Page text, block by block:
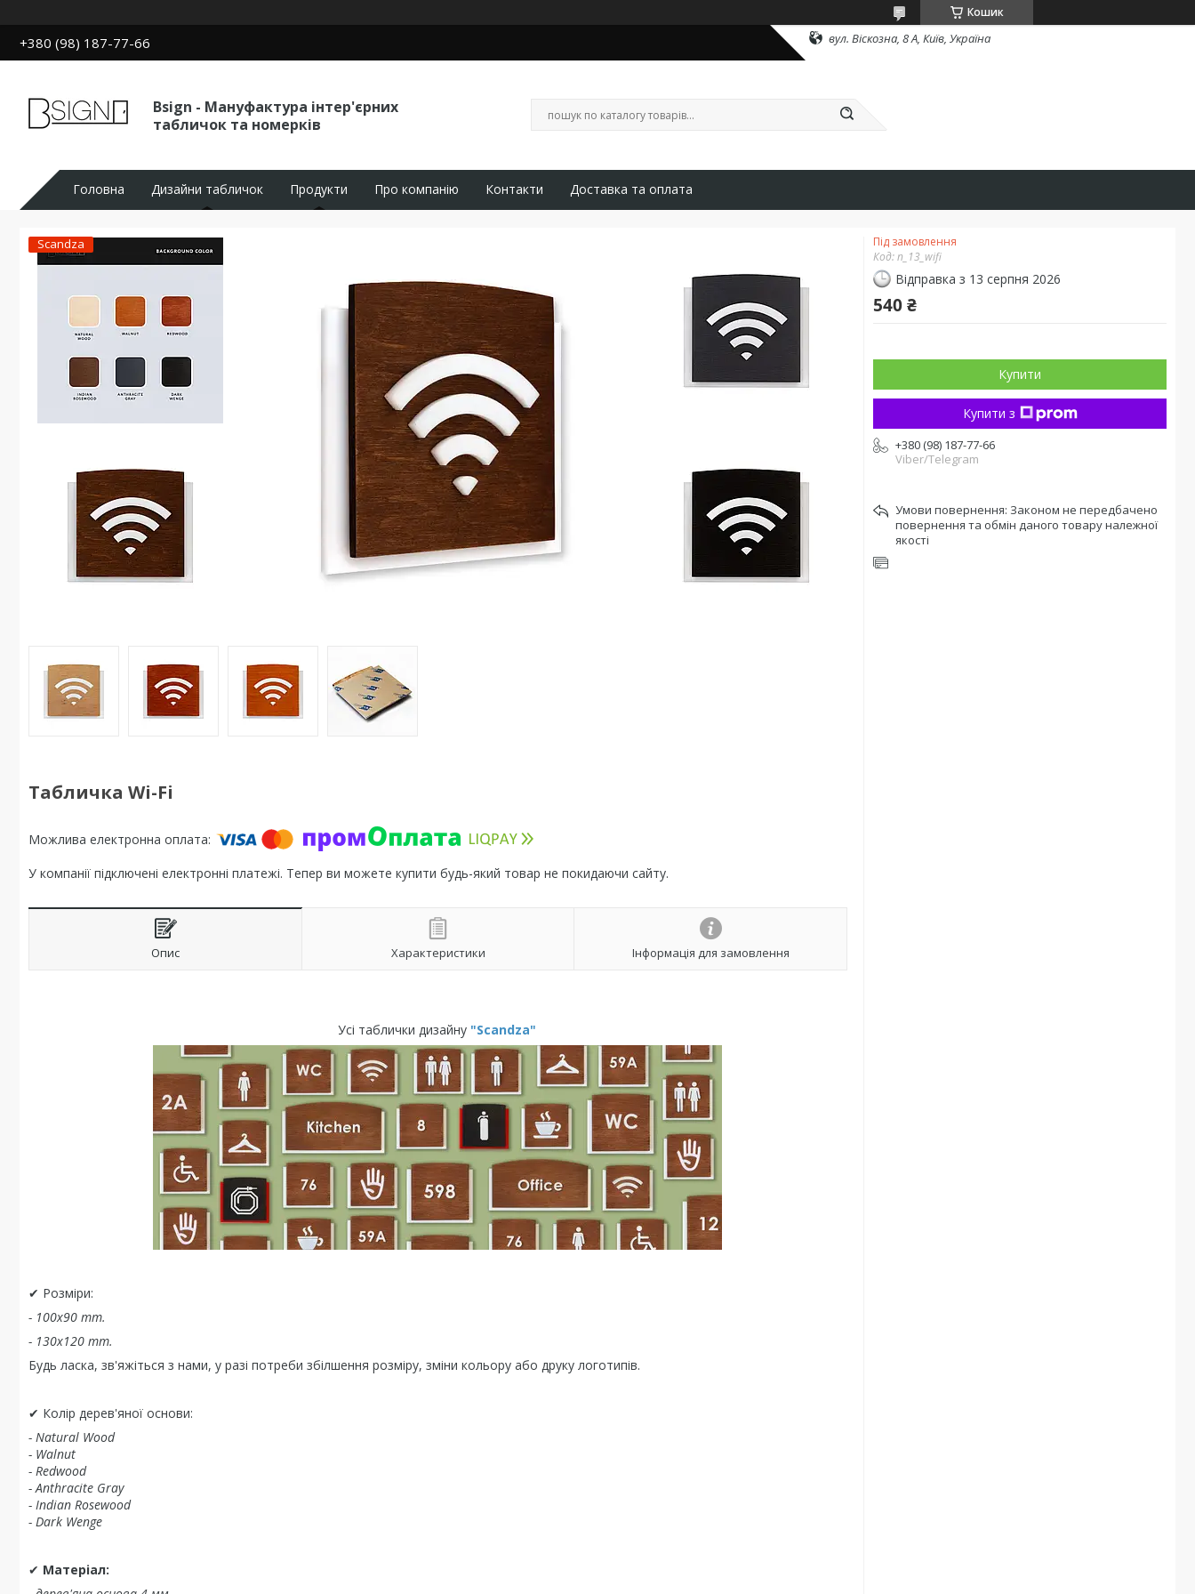
Кошик
+380 (98) 187-77-66 вул. Віскозна, 8 А, Київ, Україна
Bsign - Мануфактура інтер'єрних
табличок та номерків
Головна Дизайни табличок Продукти Про компанію Контакти Доставка та оплата
Scandza
Табличка Wi-Fi
У компанії підключені електронні платежі. Тепер ви можете купити будь-який товар не покидаючи сайту.
Опис Характеристики Інформація для замовлення
Усі таблички дизайну "Scandza"
✔ Розміри:
- 100x90 mm.
- 130x120 mm.
Будь ласка, зв'яжіться з нами, у разі потреби збілшення розміру, зміни кольору або друку логотипів.
✔ Колір дерев'яної основи:
- Natural Wood
- Walnut
- Redwood
- Anthracite Gray
- Indian Rosewood
- Dark Wenge
✔ Матеріал:
Під замовлення
Код:n_13_wifi
Відправка з 13 серпня 2026
540 ₴
Купити
Купити з
+380 (98) 187-77-66
Viber/Telegram
Законом не передбачено
повернення та обмін даного товару належної
якості